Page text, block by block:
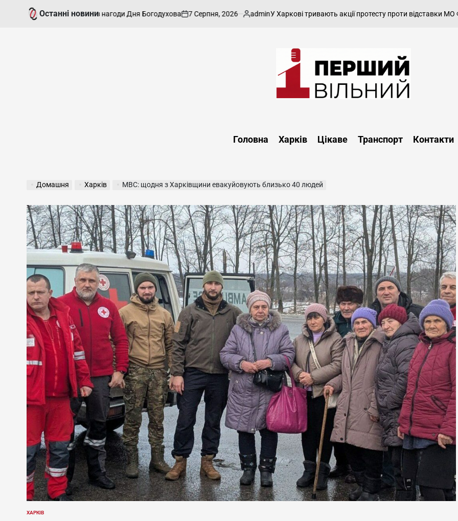
Перейти
Останні новини
святкові заходи з нагоди Дня Богодухова
on
7 Серпня, 2026
Опубліковано
adminУ Харкові тривають акції протесту проти відставки МО
харківський,
області
Головна Харків Цікаве Транспорт Контакти
Домашня Харків МВС: щодня з Харківщини евакуйовують близько 40 людей
ОПУБЛІКУВАТИ
ХАРКІВ